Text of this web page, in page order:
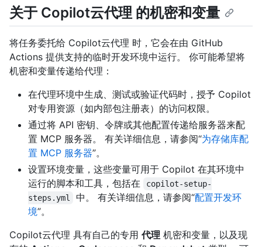
关于 Copilot云代理 的机密和变量
将任务委托给 Copilot云代理 时，它会在由 GitHub
Actions 提供支持的临时开发环境中运行。 你可能希望将
机密和变量传递给代理：
在代理环境中生成、测试或验证代码时，授予 Copilot
对专用资源（如内部包注册表）的访问权限。
通过将 API 密钥、令牌或其他配置传递给服务器来配
置 MCP 服务器。 有关详细信息，请参阅“为存储库配
置 MCP 服务器”。
设置环境变量，这些变量可用于 Copilot 在其环境中
运行的脚本和工具，包括在
copilot-setup-
steps.yml
中。 有关详细信息，请参阅“配置开发环
境”。
Copilot云代理 具有自己的专用 代理 机密和变量，以及现